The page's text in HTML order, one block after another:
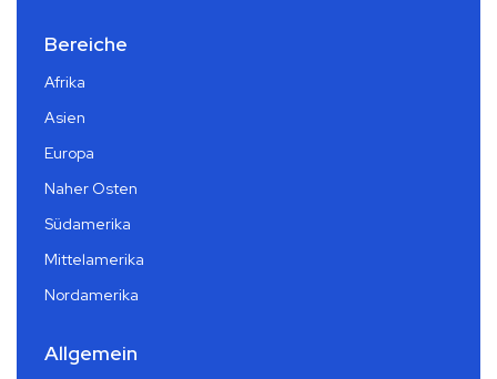
Bereiche
Afrika
Asien
Europa
Naher Osten
Südamerika
Mittelamerika
Nordamerika
Allgemein